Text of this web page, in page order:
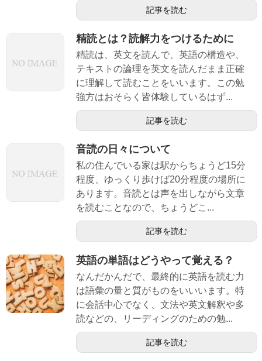
記事を読む
精読とは？読解力をつけるために
精読は、英文を読んで、英語の構造や、
テキストの論理を英文を読んだまま正確
に理解して読むことをいいます。この勉
強方はおそらく皆体験しているはず...
記事を読む
音読の日々について
私の住んでいる家は駅からちょうど15分
程度、ゆっくり歩けば20分程度の場所に
あります。音読とは声を出しながら文章
を読むことなので、ちょうどこ...
記事を読む
英語の単語はどうやって覚える？
なんだかんだで、最終的に英語を読む力
は語彙の量と質がものをいいいます。特
に会話中心でなく、文法や英文解釈や多
読などの、リーディングのための勉...
記事を読む